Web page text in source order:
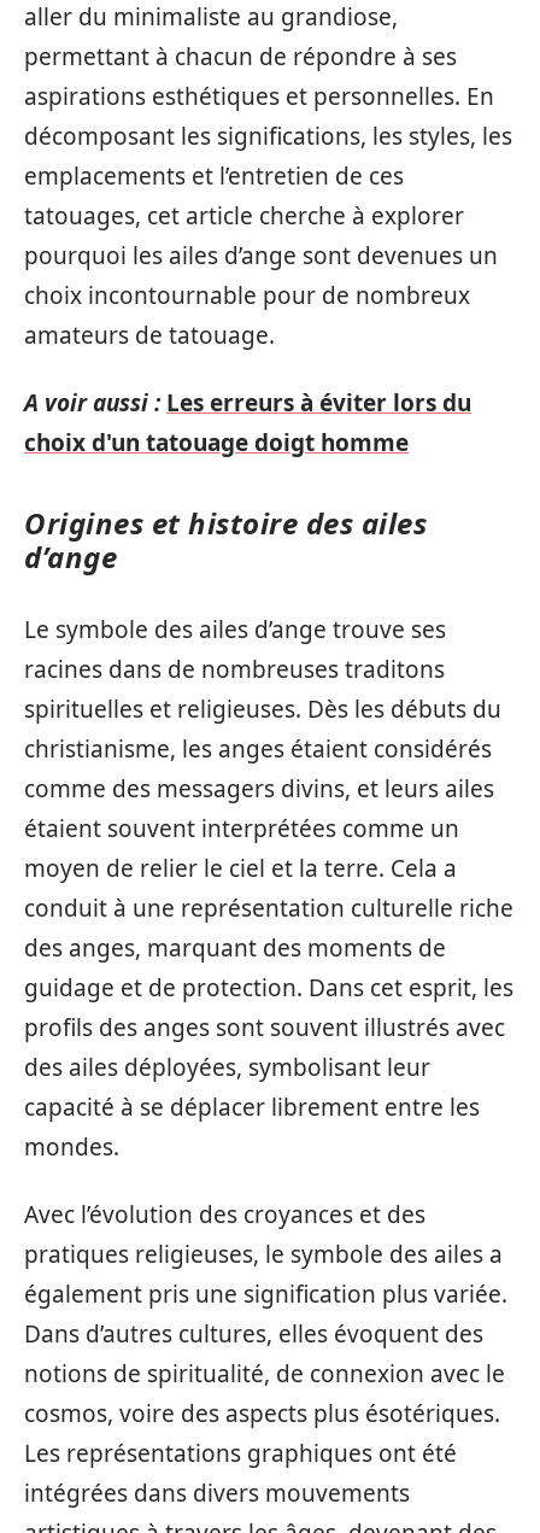
aller du minimaliste au grandiose,
permettant à chacun de répondre à ses
aspirations esthétiques et personnelles. En
décomposant les significations, les styles, les
emplacements et l’entretien de ces
tatouages, cet article cherche à explorer
pourquoi les ailes d’ange sont devenues un
choix incontournable pour de nombreux
amateurs de tatouage.
A voir aussi : Les erreurs à éviter lors du
choix d'un tatouage doigt homme
Origines et histoire des ailes
d’ange
Le symbole des ailes d’ange trouve ses
racines dans de nombreuses traditons
spirituelles et religieuses. Dès les débuts du
christianisme, les anges étaient considérés
comme des messagers divins, et leurs ailes
étaient souvent interprétées comme un
moyen de relier le ciel et la terre. Cela a
conduit à une représentation culturelle riche
des anges, marquant des moments de
guidage et de protection. Dans cet esprit, les
profils des anges sont souvent illustrés avec
des ailes déployées, symbolisant leur
capacité à se déplacer librement entre les
mondes.
Avec l’évolution des croyances et des
pratiques religieuses, le symbole des ailes a
également pris une signification plus variée.
Dans d’autres cultures, elles évoquent des
notions de spiritualité, de connexion avec le
cosmos, voire des aspects plus ésotériques.
Les représentations graphiques ont été
intégrées dans divers mouvements